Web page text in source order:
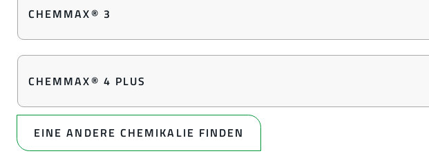
CHEMMAX® 3
CHEMMAX® 4 PLUS
EINE ANDERE CHEMIKALIE FINDEN